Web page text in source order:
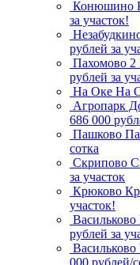
Конюшино
за участок!
рублей за
Пахомово 2
рублей за
На Оке На
Агропарк
686 000
Пашково
сотка
Скрипово
за участок
Крюково
участок!
Васильково
рублей за
Васильково
000 рублей/